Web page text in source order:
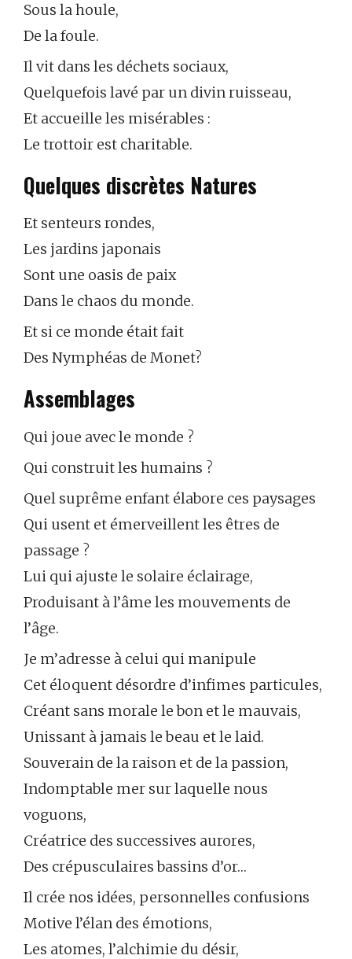
Sous la houle,
De la foule.
Il vit dans les déchets sociaux,
Quelquefois lavé par un divin ruisseau,
Et accueille les misérables :
Le trottoir est charitable.
Quelques discrètes Natures
Et senteurs rondes,
Les jardins japonais
Sont une oasis de paix
Dans le chaos du monde.
Et si ce monde était fait
Des Nymphéas de Monet?
Assemblages
Qui joue avec le monde ?
Qui construit les humains ?
Quel suprême enfant élabore ces paysages
Qui usent et émerveillent les êtres de
passage ?
Lui qui ajuste le solaire éclairage,
Produisant à l’âme les mouvements de
l’âge.
Je m’adresse à celui qui manipule
Cet éloquent désordre d’infimes particules,
Créant sans morale le bon et le mauvais,
Unissant à jamais le beau et le laid.
Souverain de la raison et de la passion,
Indomptable mer sur laquelle nous
voguons,
Créatrice des successives aurores,
Des crépusculaires bassins d’or…
Il crée nos idées, personnelles confusions
Motive l’élan des émotions,
Les atomes, l’alchimie du désir,